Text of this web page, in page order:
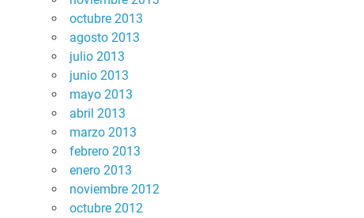
octubre 2013
agosto 2013
julio 2013
junio 2013
mayo 2013
abril 2013
marzo 2013
febrero 2013
enero 2013
noviembre 2012
octubre 2012